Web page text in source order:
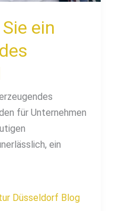
ein
für Unternehmen
ein
Düsseldorf Blog